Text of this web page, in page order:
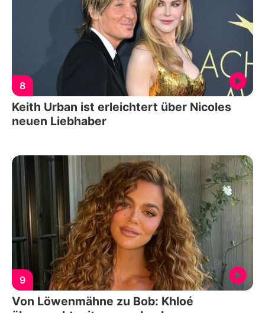
8
Keith Urban ist erleichtert über Nicoles
neuen Liebhaber
9
Von Löwenmähne zu Bob: Khloé